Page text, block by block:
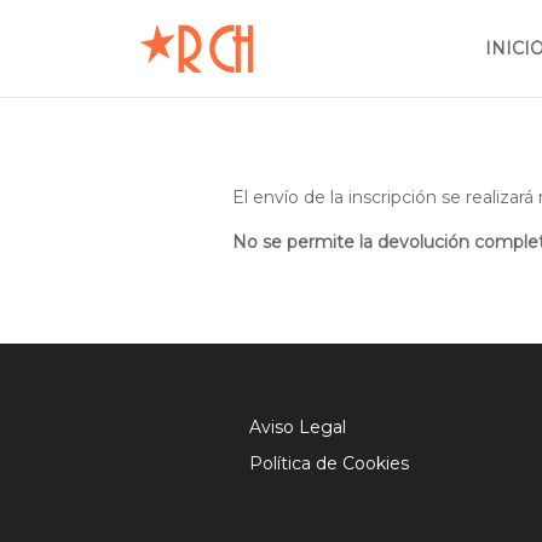
El envío de la inscripción se
No se permite la devolución
Aviso Legal
Política de Cookies